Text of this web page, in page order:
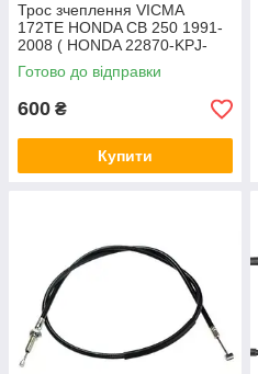
Трос зчеплення VICMA
172TE HONDA CB 250 1991-
2008 ( HONDA 22870-KPJ-
670)
Готово до відправки
600 ₴
Купити